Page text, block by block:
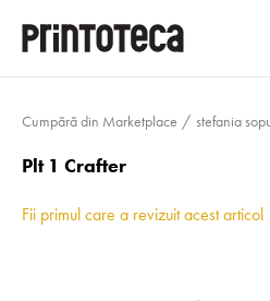
Cumpără din Marketplace stefania
Plt 1 Crafter
Fii primul care a revizuit acest articol